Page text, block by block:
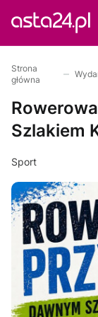
Strona
główna
Szlakiem
Sport